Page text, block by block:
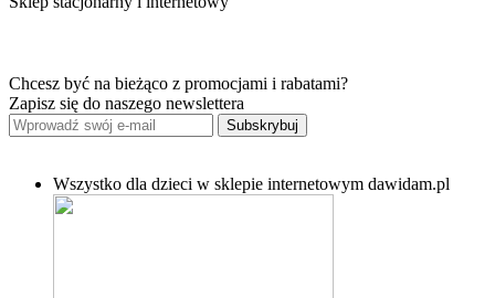
Chcesz być na bieżąco z promocjami i rabatami?
Zapisz się do naszego newslettera
Subskrybuj
Wszystko dla dzieci w sklepie internetowym dawidam.pl